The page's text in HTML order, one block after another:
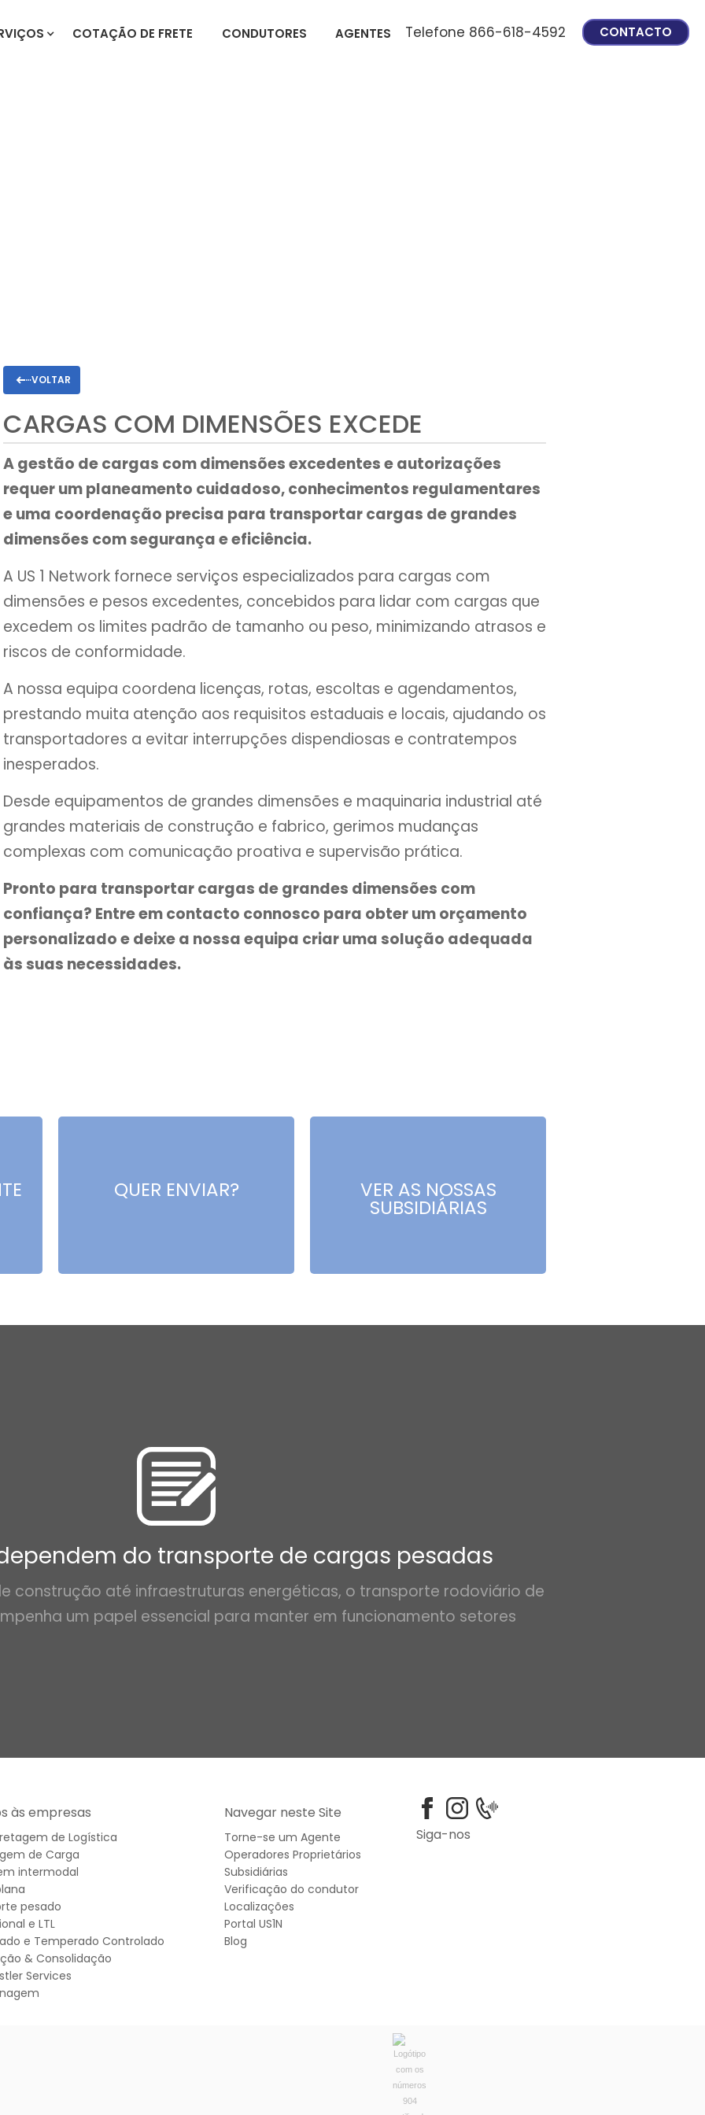
COTAÇÃO DE FRETE CONDUTORES AGENTES Telefone 866-618-4592 CONTACTO
VOLTAR
CARGAS COM DIMENSÕES EXCEDE
A gestão de cargas com dimensões excedentes e autorizações
requer um planeamento cuidadoso, conhecimentos regulamentares
e uma coordenação precisa para transportar cargas de grandes
dimensões com segurança e eficiência.
A US 1 Network fornece serviços especializados para cargas com
dimensões e pesos excedentes, concebidos para lidar com cargas que
excedem os limites padrão de tamanho ou peso, minimizando atrasos e
riscos de conformidade.
A nossa equipa coordena licenças, rotas, escoltas e agendamentos,
prestando muita atenção aos requisitos estaduais e locais, ajudando os
transportadores a evitar interrupções dispendiosas e contratempos
inesperados.
Desde equipamentos de grandes dimensões e maquinaria industrial até
grandes materiais de construção e fabrico, gerimos mudanças
complexas com comunicação proativa e supervisão prática.
Pronto para transportar cargas de grandes dimensões com
confiança? Entre em contacto connosco para obter um orçamento
personalizado e deixe a nossa equipa criar uma solução adequada
às suas necessidades.
QUER ENVIAR? VER AS NOSSAS
SUBSIDIÁRIAS
do transporte de cargas pesadas
construção até infraestruturas energéticas, o transporte rodoviário de
um papel essencial para manter em funcionamento setores
às empresas
de Logística
de Carga
intermodal
pesado
e LTL
e Temperado Controlado
& Consolidação
Services
Navegar neste Site
Torne-se um Agente
Operadores Proprietários
Subsidiárias
Verificação do condutor
Localizações
Portal US1N
Blog
Siga-nos